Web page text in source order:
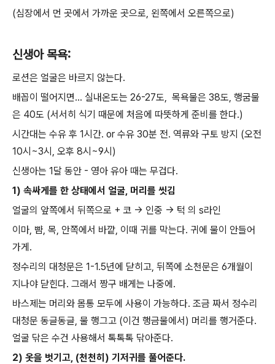
(심장에서 먼 곳에서 가까운 곳으로, 왼쪽에서 오른쪽으로)
신생아 목욕:
로션은 얼굴은 바르지 않는다.
배꼽이 떨어지면... 실내온도는 26-27도, 목욕물은 38도, 행굼물
은 40도 (서서히 식기 때문에 처음에 따뜻하게 준비를 한다.)
시간대는 수유 후 1시간. or 수유 30분 전. 역류와 구토 방지 (오전
10시~3시, 오후 8시~9시)
신생아는 1달 동안 - 영아 유아 때는 무겁다.
1) 속싸게를 한 상태에서 얼굴, 머리를 씻김
얼굴의 앞쪽에서 뒤쪽으로 + 코 -> 인중 -> 턱 의 s라인
이마, 뺨, 목, 안쪽에서 바깥, 이때 귀를 막는다. 귀에 물이 안들어
가게.
정수리의 대청문은 1-1.5년에 닫히고, 뒤쪽에 소천문은 6개월이
지나야 닫힌다. 그래서 짱구 배게는 나중에.
바스제는 머리와 몸통 모두에 사용이 가능하다. 조금 짜서 정수리
대청문 동글동글, 물 행그고 (이건 행금물에서) 머리를 행거준다.
얼굴 닦은 수건 사용해서 톡톡톡 닦아준다.
2) 옷을 벗기고, (천천히) 기저귀를 풀어준다.